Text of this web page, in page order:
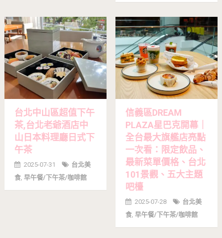
台北中山區超值下午
茶,台北老爺酒店中
山日本料理廳日式下
午茶
2025-07-31
台北美
食, 早午餐/下午茶/咖啡館
信義區DREAM
PLAZA星巴克開幕｜
全台最大旗艦店亮點
一次看：限定飲品、
最新菜單價格、台北
101景觀、五大主題
吧檯
2025-07-28
台北美
食, 早午餐/下午茶/咖啡館